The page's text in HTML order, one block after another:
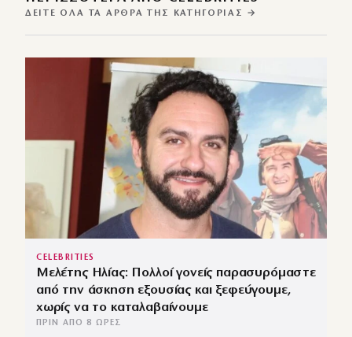
ΔΕΊΤΕ ΌΛΑ ΤΑ ΆΡΘΡΑ ΤΗΣ ΚΑΤΗΓΟΡΊΑΣ →
CELEBRITIES
Μελέτης Ηλίας: Πολλοί γονείς παρασυρόμαστε
από την άσκηση εξουσίας και ξεφεύγουμε,
χωρίς να το καταλαβαίνουμε
ΠΡΙΝ ΑΠΌ 8 ΏΡΕΣ